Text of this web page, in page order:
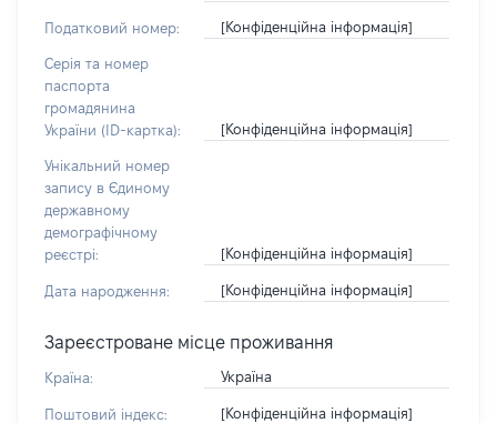
Податковий номер: [Конфіденційна інформація]
Серія та номер
паспорта
громадянина
України (ID-картка):
[Конфіденційна інформація]
Унікальний номер
запису в Єдиному
державному
демографічному
реєстрі:
[Конфіденційна інформація]
Дата народження: [Конфіденційна інформація]
Зареєстроване місце проживання
Країна: Україна
Поштовий індекс: [Конфіденційна інформація]